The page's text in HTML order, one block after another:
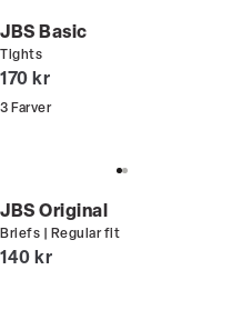
JBS Basic
Tights
I alt (inkl. rabat)
170 kr
3 Farver
JBS Original
Briefs | Regular fit
I alt (inkl. rabat)
140 kr